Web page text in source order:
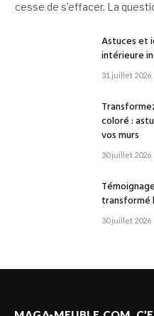
cesse de s’effacer. La
Astuces et
intérieure
31 juillet 2026
coloré :
vos murs
30 juillet 2026
transformé
30 juillet 2026